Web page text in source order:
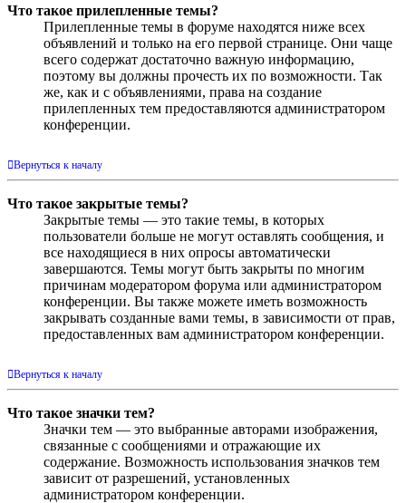
Что такое прилепленные темы?
Прилепленные темы в форуме находятся ниже всех
объявлений и только на его первой странице. Они чаще
всего содержат достаточно важную информацию,
поэтому вы должны прочесть их по возможности. Так
же, как и с объявлениями, права на создание
прилепленных тем предоставляются администратором
конференции.
Вернуться к началу
Что такое закрытые темы?
Закрытые темы — это такие темы, в которых
пользователи больше не могут оставлять сообщения, и
все находящиеся в них опросы автоматически
завершаются. Темы могут быть закрыты по многим
причинам модератором форума или администратором
конференции. Вы также можете иметь возможность
закрывать созданные вами темы, в зависимости от прав,
предоставленных вам администратором конференции.
Вернуться к началу
Что такое значки тем?
Значки тем — это выбранные авторами изображения,
связанные с сообщениями и отражающие их
содержание. Возможность использования значков тем
зависит от разрешений, установленных
администратором конференции.